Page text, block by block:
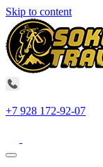
Skip to content
+7 928 172-92-07